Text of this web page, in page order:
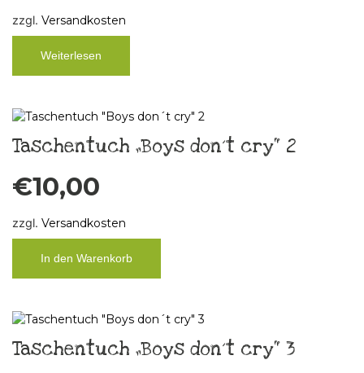
zzgl. Versandkosten
Weiterlesen
Taschentuch „Boys don´t cry“ 2
€10,00
zzgl. Versandkosten
In den Warenkorb
Taschentuch „Boys don´t cry“ 3